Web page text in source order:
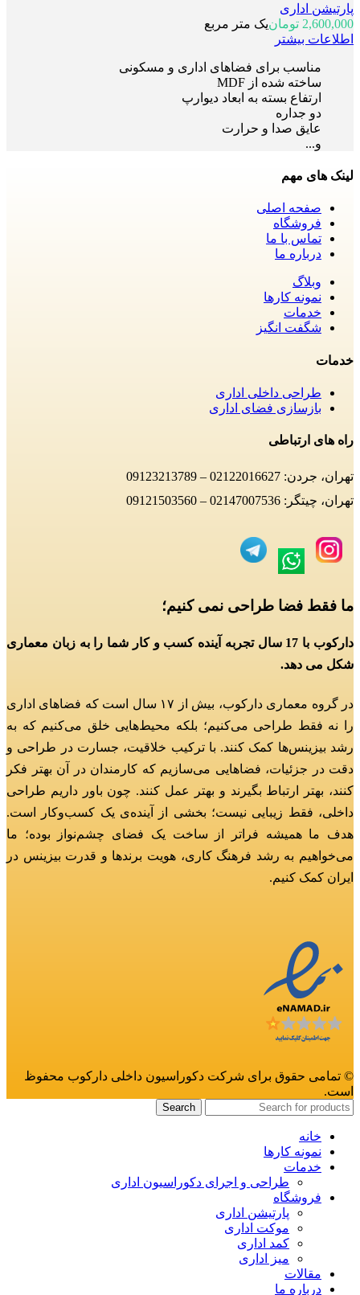
پارتیشن اداری
2,600,000 تومانیک متر مربع
اطلاعات بیشتر
مناسب برای فضاهای اداری و مسکونی
ساخته شده از MDF
ارتفاع بسته به ابعاد دیوارپ
دو جداره
عایق صدا و حرارت
و...
لینک های مهم
صفحه اصلی
فروشگاه
تماس با ما
درباره ما
وبلاگ
نمونه کارها
خدمات
شگفت انگیز
خدمات
طراحی داخلی اداری
بازسازی فضای اداری
راه های ارتباطی
تهران، جردن: 02122016627 – 09123213789
تهران، چیتگر: 02147007536 – 09121503560
ما فقط فضا طراحی نمی کنیم؛
دارکوب با 17 سال تجربه آینده کسب و کار شما را به زبان معماری
شکل می دهد.
در گروه معماری دارکوب، بیش از ۱۷ سال است که فضاهای اداری
را نه فقط طراحی می‌کنیم؛ بلکه محیط‌هایی خلق می‌کنیم که به
رشد بیزینس‌ها کمک کنند. با ترکیب خلاقیت، جسارت در طراحی و
دقت در جزئیات، فضاهایی می‌سازیم که کارمندان در آن بهتر فکر
کنند، بهتر ارتباط بگیرند و بهتر عمل کنند. چون باور داریم طراحی
داخلی، فقط زیبایی نیست؛ بخشی از آینده‌ی یک کسب‌وکار است.
هدف ما همیشه فراتر از ساخت یک فضای چشم‌نواز بوده؛ ما
می‌خواهیم به رشد فرهنگ کاری، هویت برندها و قدرت بیزینس در
ایران کمک کنیم.
© تمامی حقوق برای شرکت دکوراسیون داخلی دارکوب محفوظ
است.
Search
خانه
نمونه کارها
خدمات
طراحی و اجرای دکوراسیون اداری
فروشگاه
پارتیشن اداری
موکت اداری
کمد اداری
میز اداری
مقالات
درباره ما